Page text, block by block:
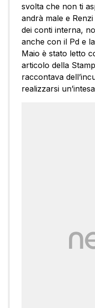
svolta che non ti
andrà male e
dei conti interna,
anche con il Pd e
Maio è stato letto
articolo della
raccontava
realizzarsi